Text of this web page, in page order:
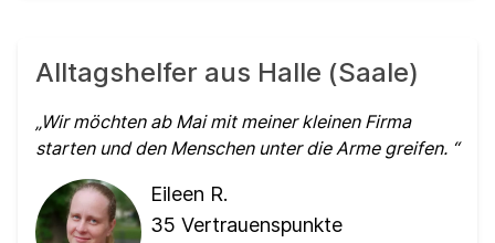
Alltagshelfer aus Halle (Saale)
Wir möchten ab Mai mit meiner kleinen Firma
starten und den Menschen unter die Arme greifen.
Eileen R.
35 Vertrauenspunkte